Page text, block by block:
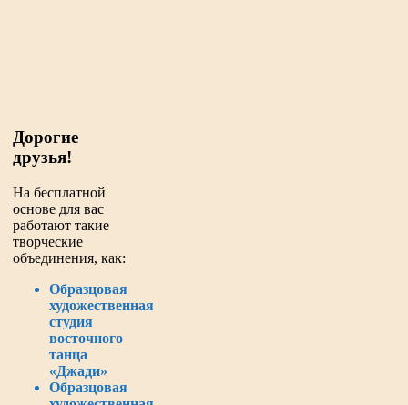
Дорогие
друзья!
На бесплатной
основе для вас
работают такие
творческие
объединения, как:
Образцовая
художественная
студия
восточного
танца
«Джади»
Образцовая